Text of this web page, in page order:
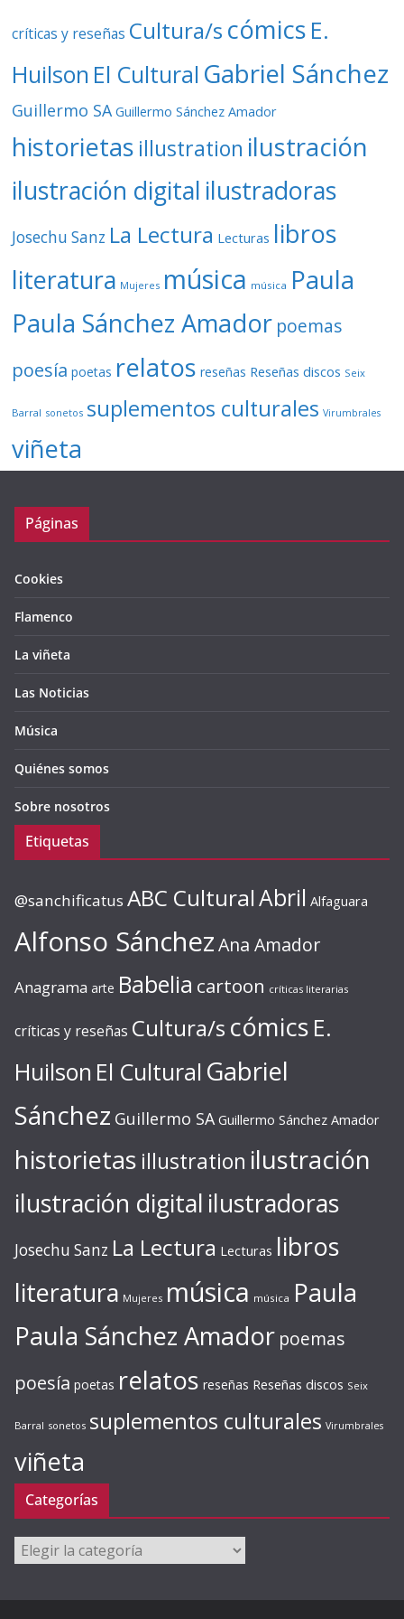
críticas y reseñas Cultura/s cómics E.
Huilson El Cultural Gabriel Sánchez
Guillermo SA Guillermo Sánchez Amador
historietas illustration ilustración
ilustración digital ilustradoras
Josechu Sanz La Lectura Lecturas libros
literatura Mujeres música música Paula
Paula Sánchez Amador poemas
poesía poetas relatos reseñas Reseñas discos Seix
Barral sonetos suplementos culturales Virumbrales
viñeta
Páginas
Cookies
Flamenco
La viñeta
Las Noticias
Música
Quiénes somos
Sobre nosotros
Etiquetas
@sanchificatus ABC CulturalAbril Alfaguara
Alfonso SánchezAna Amador
Anagrama arte Babelia cartoon críticas literarias
críticas y reseñas Cultura/s cómics E.
Huilson El Cultural Gabriel
Sánchez Guillermo SA Guillermo Sánchez Amador
historietas illustration ilustración
ilustración digital ilustradoras
Josechu Sanz La Lectura Lecturas libros
literatura Mujeres música música Paula
Paula Sánchez Amador poemas
poesía poetas relatos reseñas Reseñas discos Seix
Barral sonetos suplementos culturales Virumbrales
viñeta
Categorías
Categorías